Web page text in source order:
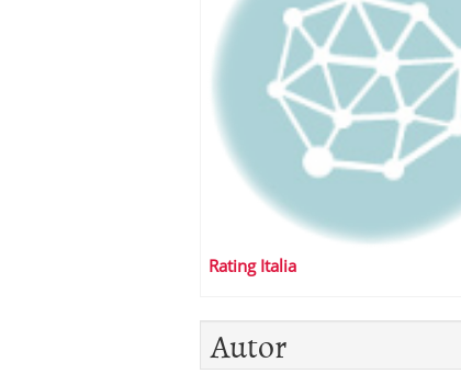
Rating Italia
Autor